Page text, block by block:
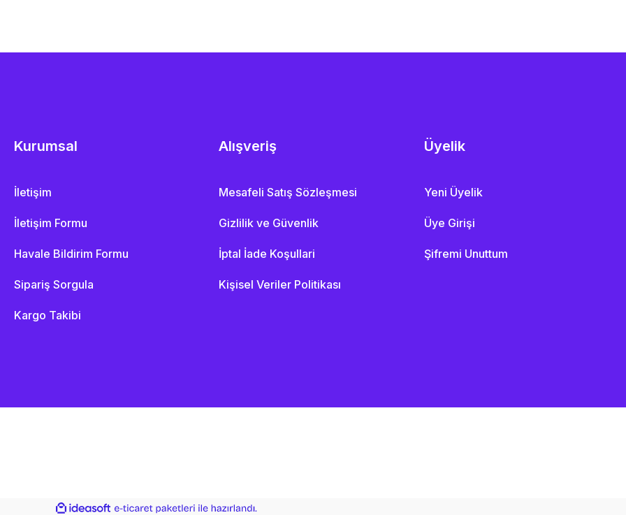
Kurumsal
İletişim
İletişim Formu
Havale Bildirim Formu
Sipariş Sorgula
Kargo Takibi
Alışveriş
Mesafeli Satış Sözleşmesi
Gizlilik ve Güvenlik
İptal İade Koşullari
Kişisel Veriler Politikası
Üyelik
Yeni Üyelik
Üye Girişi
Şifremi Unuttum
ideasoft e-